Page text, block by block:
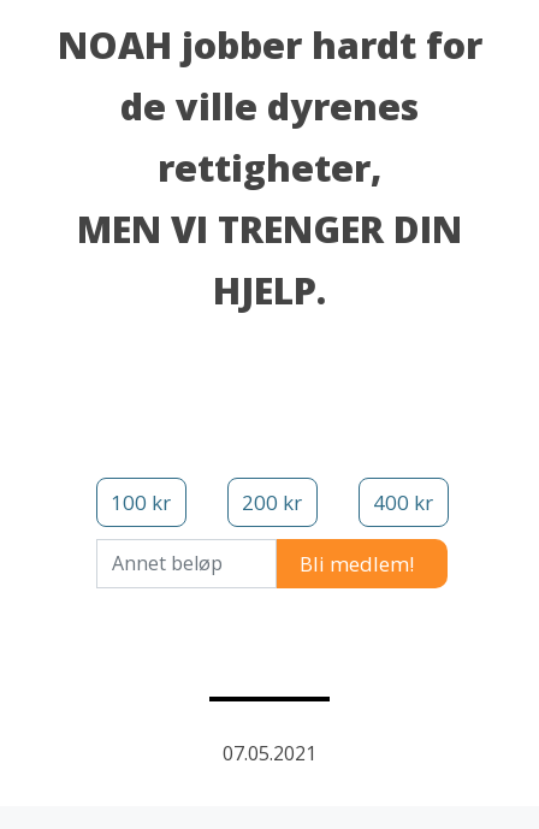
NOAH jobber hardt for
de ville dyrenes
rettigheter,
MEN VI TRENGER DIN
HJELP.
100 kr 200 kr 400 kr
Annet beløp
07.05.2021